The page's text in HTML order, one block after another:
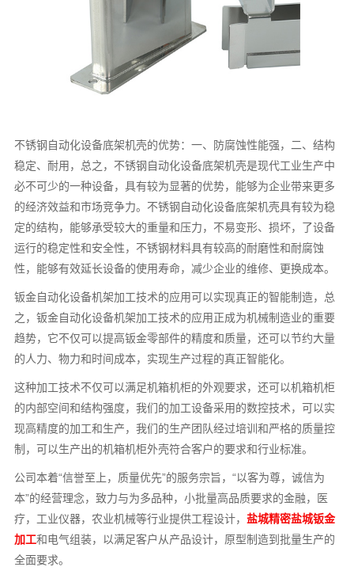
不锈钢自动化设备底架机壳的优势：一、防腐蚀性能强，二、结构
稳定、耐用，总之，不锈钢自动化设备底架机壳是现代工业生产中
必不可少的一种设备，具有较为显著的优势，能够为企业带来更多
的经济效益和市场竞争力。不锈钢自动化设备底架机壳具有较为稳
定的结构，能够承受较大的重量和压力，不易变形、损坏，了设备
运行的稳定性和安全性，不锈钢材料具有较高的耐磨性和耐腐蚀
性，能够有效延长设备的使用寿命，减少企业的维修、更换成本。
钣金自动化设备机架加工技术的应用可以实现真正的智能制造，总
之，钣金自动化设备机架加工技术的应用正成为机械制造业的重要
趋势，它不仅可以提高钣金零部件的精度和质量，还可以节约大量
的人力、物力和时间成本，实现生产过程的真正智能化。
这种加工技术不仅可以满足机箱机柜的外观要求，还可以机箱机柜
的内部空间和结构强度，我们的加工设备采用的数控技术，可以实
现高精度的加工和生产，我们的生产团队经过培训和严格的质量控
制，可以生产出的机箱机柜外壳符合客户的要求和行业标准。
公司本着“信誉至上，质量优先”的服务宗旨，“以客为尊，诚信为
本”的经营理念，致力与为多品种，小批量高品质要求的金融，医
疗，工业仪器，农业机械等行业提供工程设计，盐城精密盐城钣金
加工和电气组装，以满足客户从产品设计，原型制造到批量生产的
全面要求。